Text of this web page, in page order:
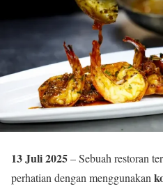
13 Juli 2025– Sebuah restoran
perhatian dengan menggunakan